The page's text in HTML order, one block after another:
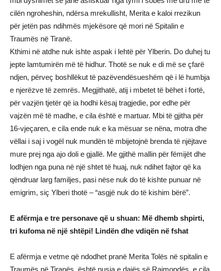
cilën ngroheshin, ndërsa mrekullisht, Merita e kaloi rrezikun
për jetën pas ndihmës mjekësore që mori në Spitalin e
Traumës në Tiranë.
Kthimi në atdhe nuk ishte aspak i lehtë për Ylberin. Do duhej tu
jepte lamtumirën më të hidhur. Thotë se nuk e di më se çfarë
ndjen, përveç boshllëkut të pazëvendësueshëm që i lë humbja
e njerëzve të zemrës. Megjithatë, atij i mbetet të bëhet i fortë,
për vazjën tjetër që ia hodhi kësaj tragjedie, por edhe për
vajzën më të madhe, e cila është e martuar. Mbi të gjitha për
16-vjeçaren, e cila ende nuk e ka mësuar se nëna, motra dhe
vëllai i saj i vogël nuk mundën të mbijetojnë brenda të njëjtave
mure prej nga ajo doli e gjallë. Me gjithë mallin për fëmijët dhe
lodhjen nga puna në një shtet të huaj, nuk ndihet fajtor që ka
qëndruar larg familjes, pasi nëse nuk do të kishte punuar në
emigrim, siç Ylberi thotë – “asgjë nuk do të kishim bërë”.
E afërmja e tre personave që u shuan: Më dhemb shpirti,
tri kufoma në një shtëpi! Lindën dhe vdiqën në fshat
E afërmja e vetme që ndodhet pranë Merita Tolës në spitalin e